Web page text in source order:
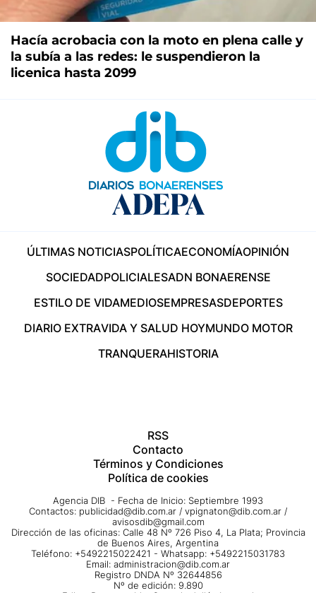
Hacía acrobacia con la moto en plena calle y
la subía a las redes: le suspendieron la
licenica hasta 2099
ÚLTIMAS NOTICIASPOLÍTICAECONOMÍAOPINIÓN
SOCIEDADPOLICIALESADN BONAERENSE
ESTILO DE VIDAMEDIOSEMPRESASDEPORTES
DIARIO EXTRAVIDA Y SALUD HOYMUNDO MOTOR
TRANQUERAHISTORIA
RSS
Contacto
Términos y Condiciones
Política de cookies
Agencia DIB - Fecha de Inicio: Septiembre 1993
Contactos: publicidad@dib.com.ar / vpignaton@dib.com.ar /
avisosdib@gmail.com
Dirección de las oficinas: Calle 48 Nº 726 Piso 4, La Plata; Provincia
de Buenos Aires, Argentina
Teléfono: +5492215022421 - Whatsapp: +5492215031783
Email: administracion@dib.com.ar
Registro DNDA Nº 32644856
Nº de edición: 9.890